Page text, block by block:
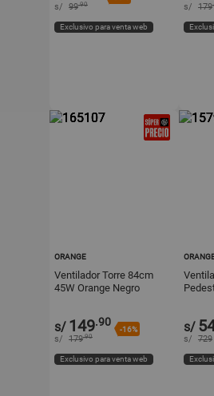
s/ 99.90
Exclusivo para venta web
s/ 179
ORANGE
Ventilador Torre 84cm
45W Orange Negro
s/ 149.90
-16%
s/ 179.90
Exclusivo para venta web
s/
s/ 729